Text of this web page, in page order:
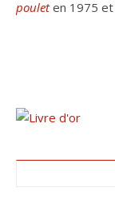
pouleten 1975 et